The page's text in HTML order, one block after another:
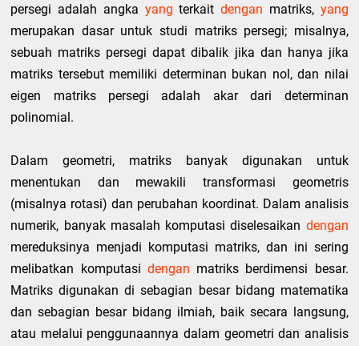
persegi adalah angka yang terkaitdengan matriks, yang
merupakan dasar untuk studi matriks persegi; misalnya,
sebuah matriks persegi dapat dibalik jika dan hanya jika
matriks tersebut memiliki determinan bukan nol, dan nilai
eigen matriks persegi adalah akar dari determinan
polinomial.
Dalam geometri, matriks banyak digunakan untuk
menentukan dan mewakili transformasi geometris
(misalnya rotasi) dan perubahan koordinat. Dalam analisis
numerik, banyak masalah komputasi diselesaikan dengan
mereduksinya menjadi komputasi matriks, dan ini sering
melibatkan komputasi dengan matriks berdimensi besar.
Matriks digunakan di sebagian besar bidang matematika
dan sebagian besar bidang ilmiah, baik secara langsung,
atau melalui penggunaannya dalam geometri dan analisis